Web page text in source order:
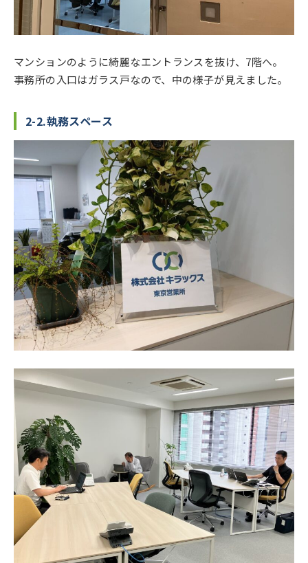
マンションのように綺麗なエントランスを抜け、7階へ。
事務所の入口はガラス戸なので、中の様子が見えました。
2-2.執務スペース